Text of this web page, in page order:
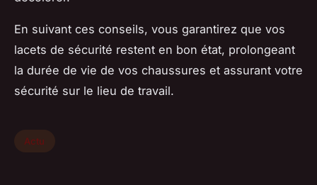
En suivant ces conseils, vous garantirez que vos
lacets de sécurité restent en bon état, prolongeant
la durée de vie de vos chaussures et assurant votre
sécurité sur le lieu de travail.
Actu